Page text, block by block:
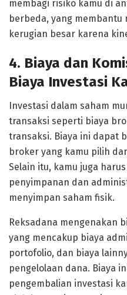
membagi risiko kamu di
berbeda, yang membantu
kerugian besar karena
4. Biaya dan
Biaya Investasi
Investasi dalam saham
transaksi seperti biaya
transaksi. Biaya ini dapat
broker yang kamu pilih
Selain itu, kamu juga
penyimpanan dan
menyimpan saham fisik.
Reksadana mengenakan
yang mencakup biaya
portofolio, dan biaya
pengelolaan dana. Biaya
pengembalian investasi